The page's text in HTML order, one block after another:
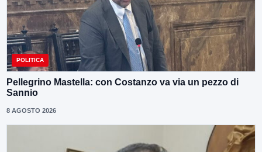
POLITICA
Pellegrino Mastella: con Costanzo va via un pezzo di
Sannio
8 AGOSTO 2026